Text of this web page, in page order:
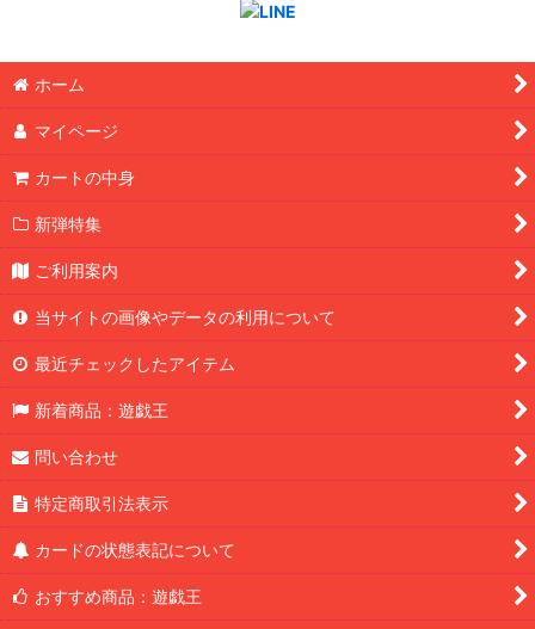
ホーム
マイページ
カートの中身
新弾特集
ご利用案内
当サイトの画像やデータの利用について
最近チェックしたアイテム
新着商品：遊戯王
問い合わせ
特定商取引法表示
カードの状態表記について
おすすめ商品：遊戯王